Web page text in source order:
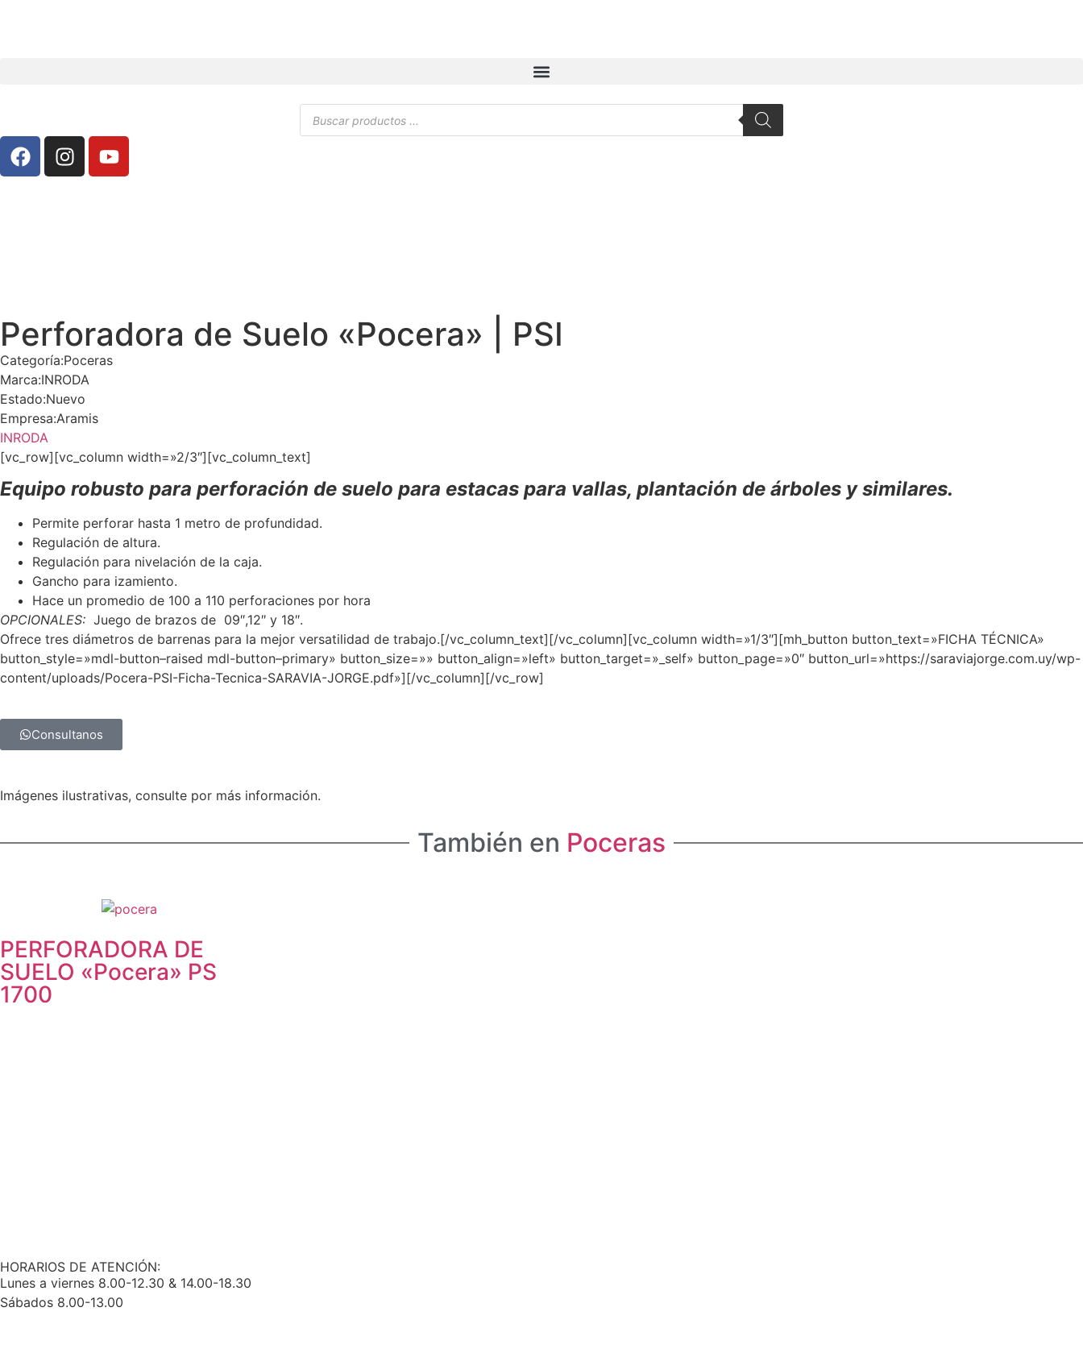
Perforadora de Suelo «Pocera» | PSI
Categoría:Poceras
Marca:INRODA
Estado:Nuevo
Empresa:Aramis
INRODA
[vc_row][vc_column width=»2/3″][vc_column_text]
Equipo robusto para perforación de suelo para estacas para vallas, plantación de árboles y similares.
Permite perforar hasta 1 metro de profundidad.
Regulación de altura.
Regulación para nivelación de la caja.
Gancho para izamiento.
Hace un promedio de 100 a 110 perforaciones por hora
OPCIONALES: Juego de brazos de 09″,12″ y 18″.
Ofrece tres diámetros de barrenas para la mejor versatilidad de trabajo.[/vc_column_text][/vc_column][vc_column width=»1/3″][mh_button button_text=»FICHA TÉCNICA»
button_style=»mdl-button–raised mdl-button–primary» button_size=»» button_align=»left» button_target=»_self» button_page=»0″ button_url=»https://saraviajorge.com.uy/wp-
content/uploads/Pocera-PSI-Ficha-Tecnica-SARAVIA-JORGE.pdf»][/vc_column][/vc_row]
Consultanos
Imágenes ilustrativas, consulte por más información.
También en Poceras
PERFORADORA DE
SUELO «Pocera» PS
1700
HORARIOS DE ATENCIÓN:
Lunes a viernes 8.00-12.30 & 14.00-18.30
Sábados 8.00-13.00